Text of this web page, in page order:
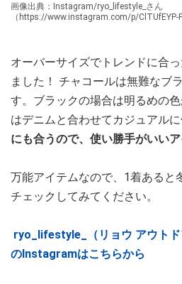
画像出典：Instagram/ryo_lifestyle_さん
（https://www.instagram.com/p/ClTUfEYP-
オーバーサイズでトレンドに合
ました！ チャコールは無難なブ
す。ブラックの場合は明るめの
はデニムと合わせてカジュアルに
にも合うので、使い勝手がいいア
万能アイテムなので、1着あると
チェックしてみてください。
ryo_lifestyle_（リョウ アウト
のInstagramはこちらから